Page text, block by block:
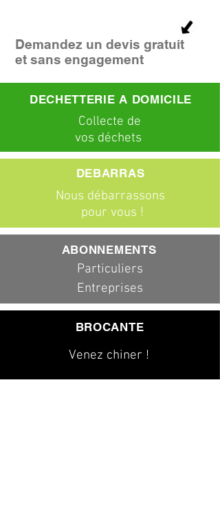
Demandez un devis gratuit
et sans engagement
DECHETTERIE A DOMICILE
Collecte de
vos déchets
Nous débarrassons
pour vous !
DEBARRAS
ABONNEMENTS
Particuliers
Entreprises
BROCANTE
Venez chiner !